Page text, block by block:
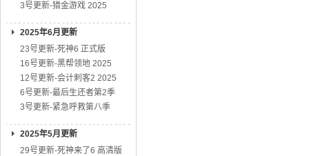
3号更新-猎金游戏 2025
2025年6月更新
23号更新-死神6 正式版
16号更新-黑帮领地 2025
12号更新-会计刺客2 2025
6号更新-最后生还者第2季
3号更新-紧急呼救第八季
2025年5月更新
29号更新-死神来了6 高清版